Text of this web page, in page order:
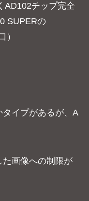
AD102チップ完全
SUPERの
）
イプがあるが、A
た画像への制限が